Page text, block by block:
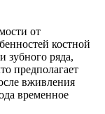
от
костной
зубного ряда,
предполагает
вживления
временное